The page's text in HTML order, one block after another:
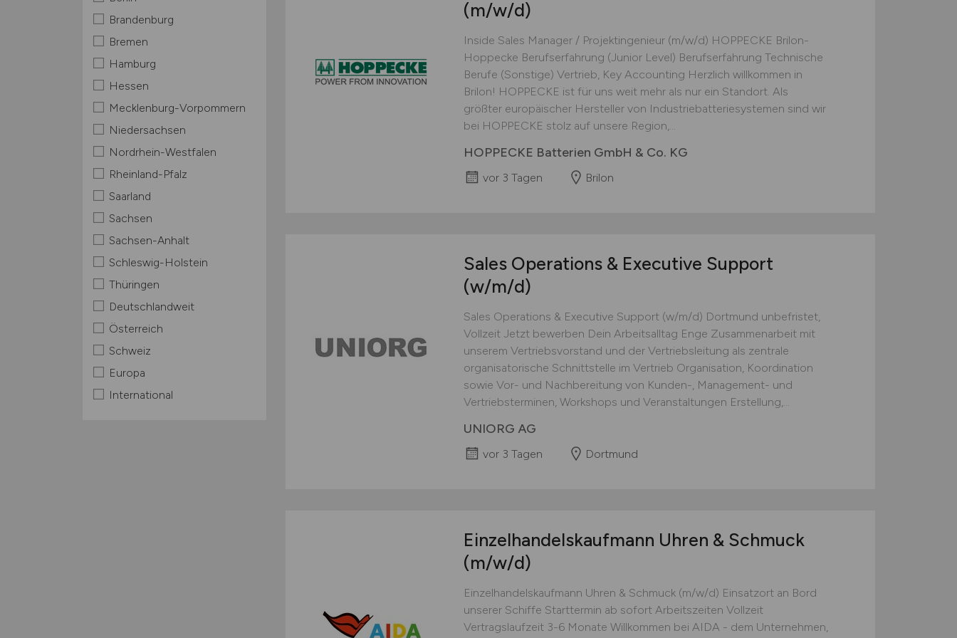
Brandenburg
Bremen
Hamburg
Hessen
Mecklenburg-Vorpommern
Niedersachsen
Nordrhein-Westfalen
Rheinland-Pfalz
Saarland
Sachsen
Sachsen-Anhalt
Schleswig-Holstein
Thüringen
Deutschlandweit
Österreich
Schweiz
Europa
International
(m/w/d)
Inside Sales Manager / Projektingenieur (m/w/d) HOPPECKE Brilon-
Hoppecke Berufserfahrung (Junior Level) Berufserfahrung Technische
Berufe (Sonstige) Vertrieb, Key Accounting Herzlich willkommen in
Brilon! HOPPECKE ist für uns weit mehr als nur ein Standort. Als
größter europäischer Hersteller von Industriebatteriesystemen sind wir
bei HOPPECKE stolz auf unsere Region,...
HOPPECKE Batterien GmbH & Co. KG
vor 3 Tagen Brilon
Sales Operations & Executive Support
(w/m/d)
Sales Operations & Executive Support (w/m/d) Dortmund unbefristet,
Vollzeit Jetzt bewerben Dein Arbeitsalltag Enge Zusammenarbeit mit
unserem Vertriebsvorstand und der Vertriebsleitung als zentrale
organisatorische Schnittstelle im Vertrieb Organisation, Koordination
sowie Vor- und Nachbereitung von Kunden-, Management- und
Vertriebsterminen, Workshops und Veranstaltungen Erstellung,...
UNIORG AG
vor 3 Tagen Dortmund
Einzelhandelskaufmann Uhren & Schmuck
(m/w/d)
Einzelhandelskaufmann Uhren & Schmuck (m/w/d) Einsatzort an Bord
unserer Schiffe Starttermin ab sofort Arbeitszeiten Vollzeit
Vertragslaufzeit 3-6 Monate Willkommen bei AIDA - dem Unternehmen,